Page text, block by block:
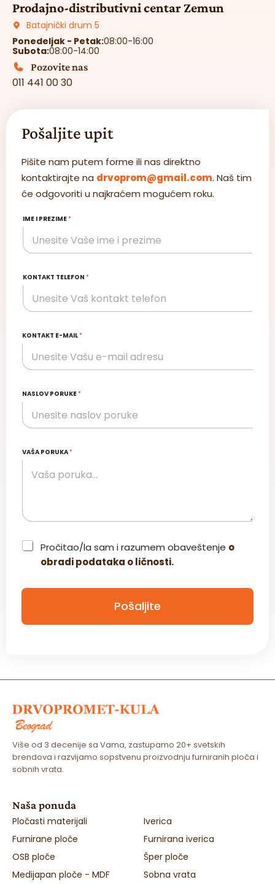
Prodajno-distributivni centar Zemun
Batajnički drum 5
Ponedeljak - Petak:08:00-16:00
Subota:08:00-14:00
Pozovite nas
011 441 00 30
Pošaljite upit
Pišite nam putem forme ili nas direktno
kontaktirajte na drvoprom@gmail.com. Naš tim
će odgovoriti u najkraćem mogućem roku.
IME I PREZIME*
KONTAKT TELEFON *
KONTAKT E-MAIL*
NASLOV PORUKE*
VAŠA PORUKA*
C
h
k
x
*
Pročitao/la sam i razumem obaveštenje o
obradi podataka o ličnosti.
Pošaljite
Više od 3 decenije sa Vama, zastupamo 20+ svetskih
brendova i razvijamo sopstvenu proizvodnju furniranih ploča i
sobnih vrata.
Naša ponuda
Pločasti materijali
Furnirane ploče
OSB ploče
Medijapan ploče - MDF
Iverica
Furnirana iverica
Šper ploče
Sobna vrata